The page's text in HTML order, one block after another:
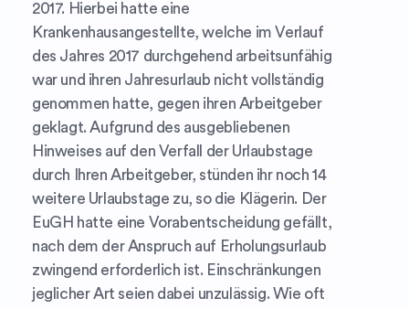
2017. Hierbei hatte eine
Krankenhausangestellte, welche im Verlauf
des Jahres 2017 durchgehend arbeitsunfähig
war und ihren Jahresurlaub nicht vollständig
genommen hatte, gegen ihren Arbeitgeber
geklagt. Aufgrund des ausgebliebenen
Hinweises auf den Verfall der Urlaubstage
durch Ihren Arbeitgeber, stünden ihr noch 14
weitere Urlaubstage zu, so die Klägerin. Der
EuGH hatte eine Vorabentscheidung gefällt,
nach dem der Anspruch auf Erholungsurlaub
zwingend erforderlich ist. Einschränkungen
jeglicher Art seien dabei unzulässig. Wie oft